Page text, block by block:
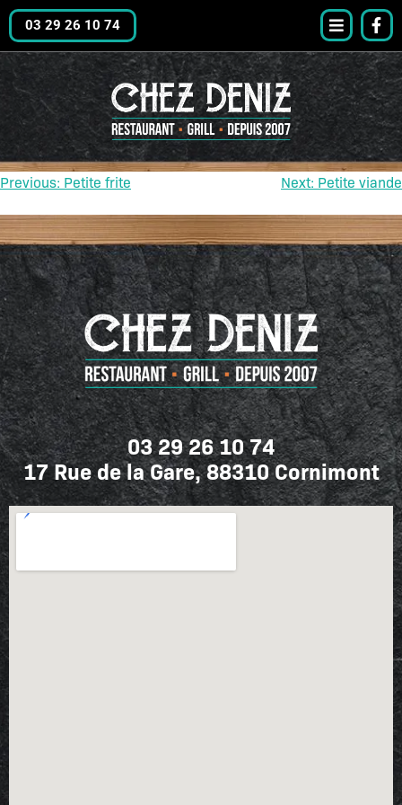
03 29 26 10 74
Previous: Petite frite Next: Petite viande
03 29 26 10 74
17 Rue de la Gare, 88310 Cornimont